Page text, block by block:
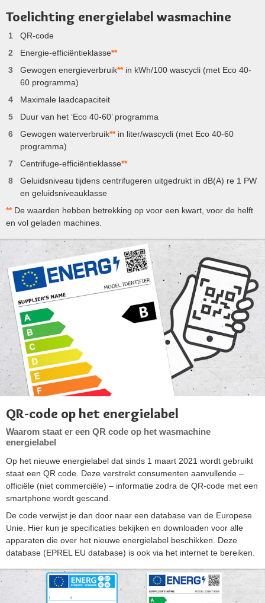
Toelichting energielabel wasmachine
QR-code
Energie-efficiëntieklasse**
Gewogen energieverbruik**in kWh/100 wascycli (met Eco 40-
60 programma)
Maximale laadcapaciteit
Duur van het ‘Eco 40-60’ programma
Gewogen waterverbruik**in liter/wascycli (met Eco 40-60
programma)
Centrifuge-efficiëntieklasse**
Geluidsniveau tijdens centrifugeren uitgedrukt in dB(A) re 1 PW
en geluidsniveauklasse
**De waarden hebben betrekking op voor een kwart, voor de helft
en vol geladen machines.
QR-code op het energielabel
Waarom staat er een QR code op het wasmachine
energielabel
Op het nieuwe energielabel dat sinds 1 maart 2021 wordt gebruikt
staat een QR code. Deze verstrekt consumenten aanvullende –
officiële (niet commerciële) – informatie zodra de QR-code met een
smartphone wordt gescand.
De code verwijst je dan door naar een database van de Europese
Unie. Hier kun je specificaties bekijken en downloaden voor alle
apparaten die over het nieuwe energielabel beschikken. Deze
database (EPREL EU database) is ook via het internet te bereiken.